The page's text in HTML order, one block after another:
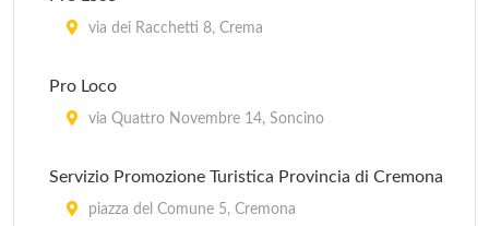
via dei Racchetti 8, Crema
Pro Loco
via Quattro Novembre 14, Soncino
Servizio Promozione Turistica Provincia di Cremona
piazza del Comune 5, Cremona